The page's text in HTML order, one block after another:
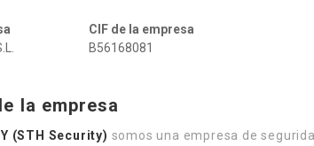
CIF de la empresa
B56168081
la empresa
(STH Security) somos una empresa de